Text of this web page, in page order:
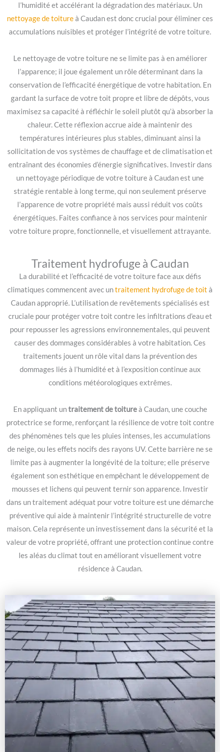
l’humidité et accélérant la dégradation des matériaux. Un
nettoyage de toitureà Caudan est donc crucial pour éliminer ces
accumulations nuisibles et protéger l’intégrité de votre toiture.
Le nettoyage de votre toiture ne se limite pas à en améliorer
l’apparence; il joue également un rôle déterminant dans la
conservation de l’efficacité énergétique de votre habitation. En
gardant la surface de votre toit propre et libre de dépôts, vous
maximisez sa capacité à réfléchir le soleil plutôt qu’à absorber la
chaleur. Cette réflexion accrue aide à maintenir des
températures intérieures plus stables, diminuant ainsi la
sollicitation de vos systèmes de chauffage et de climatisation et
entraînant des économies d’énergie significatives. Investir dans
un nettoyage périodique de votre toiture à Caudan est une
stratégie rentable à long terme, qui non seulement préserve
l’apparence de votre propriété mais aussi réduit vos coûts
énergétiques. Faites confiance à nos services pour maintenir
votre toiture propre, fonctionnelle, et visuellement attrayante.
Traitement hydrofuge à Caudan
La durabilité et l’efficacité de votre toiture face aux défis
climatiques commencent avec untraitement hydrofuge de toit à
Caudan approprié. L’utilisation de revêtements spécialisés est
cruciale pour protéger votre toit contre les infiltrations d’eau et
pour repousser les agressions environnementales, qui peuvent
causer des dommages considérables à votre habitation. Ces
traitements jouent un rôle vital dans la prévention des
dommages liés à l’humidité et à l’exposition continue aux
conditions météorologiques extrêmes.
En appliquant untraitement de toitureà Caudan, une couche
protectrice se forme, renforçant la résilience de votre toit contre
des phénomènes tels que les pluies intenses, les accumulations
de neige, ou les effets nocifs des rayons UV. Cette barrière ne se
limite pas à augmenter la longévité de la toiture; elle préserve
également son esthétique en empêchant le développement de
mousses et lichens qui peuvent ternir son apparence. Investir
dans un traitement adéquat pour votre toiture est une démarche
préventive qui aide à maintenir l’intégrité structurelle de votre
maison. Cela représente un investissement dans la sécurité et la
valeur de votre propriété, offrant une protection continue contre
les aléas du climat tout en améliorant visuellement votre
résidence à Caudan.